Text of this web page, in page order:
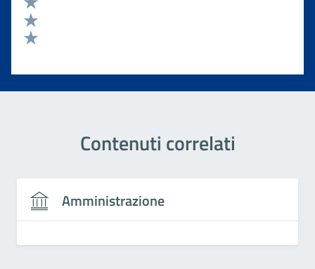
Valuta 3 stelle su 5
Valuta 2 stelle su 5
Contenuti correlati
Amministrazione